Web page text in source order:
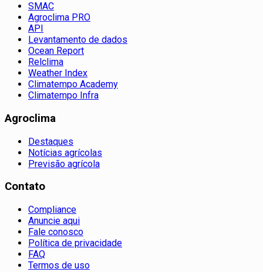
SMAC
Agroclima PRO
API
Levantamento de dados
Ocean Report
Relclima
Weather Index
Climatempo Academy
Climatempo Infra
Agroclima
Destaques
Notícias agrícolas
Previsão agrícola
Contato
Compliance
Anuncie aqui
Fale conosco
Política de privacidade
FAQ
Termos de uso